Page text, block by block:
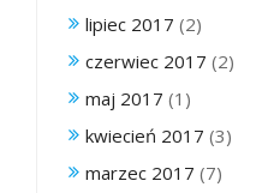
lipiec 2017 (2)
czerwiec 2017 (2)
maj 2017 (1)
kwiecień 2017 (3)
marzec 2017 (7)